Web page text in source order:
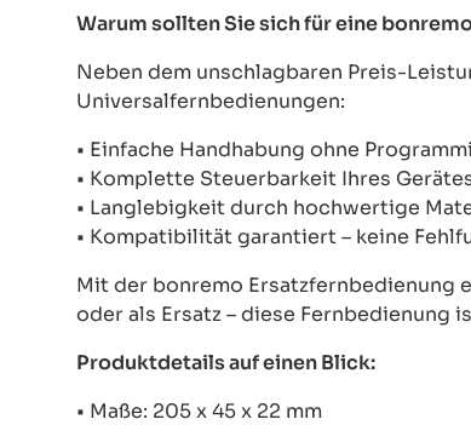
Warum sollten Sie sich für eine
Neben dem unschlagbaren Preis-
Universalfernbedienungen:
• Einfache Handhabung ohne
• Komplette Steuerbarkeit Ihres
• Langlebigkeit durch hochwertige
• Kompatibilität garantiert – keine
Mit der bonremo Ersatzfernbedienung
oder als Ersatz – diese
Produktdetails auf einen Blick:
• Maße: 205 x 45 x 22 mm